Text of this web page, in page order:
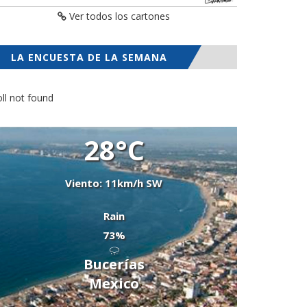
Ver todos los cartones
LA ENCUESTA DE LA SEMANA
not found
28°C
Viento: 11km/h SW
Rain
73%
Bucerías
Mexico